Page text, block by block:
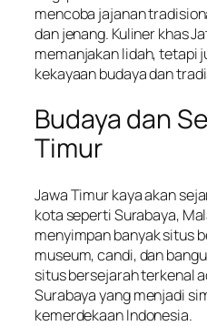
mencoba jajanan
dan jenang. Kuliner khas
memanjakan lidah, tetapi
kekayaan budaya dan
Budaya dan
Timur
Jawa Timur kaya akan
kota seperti Surabaya,
menyimpan banyak situs
museum, candi, dan
situs bersejarah terkenal
Surabaya yang menjadi
kemerdekaan Indonesia.